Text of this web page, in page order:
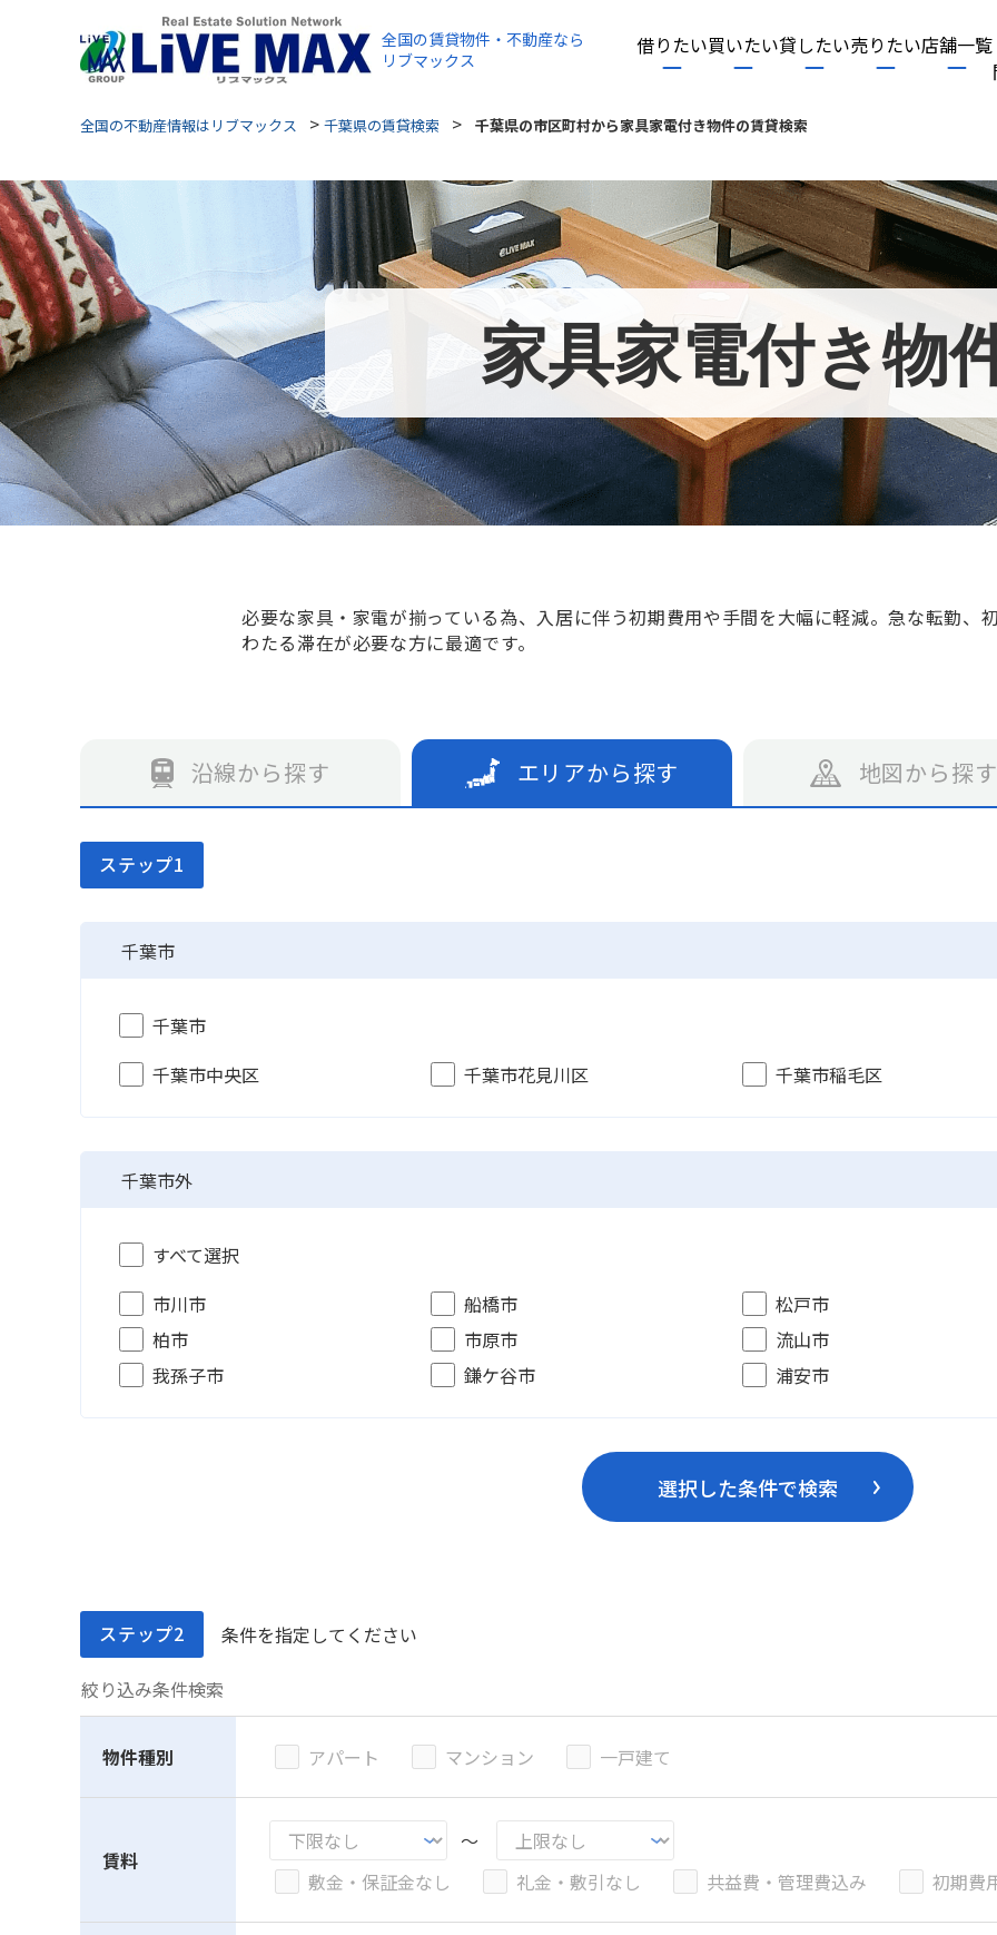
全国の賃貸物件・不動産なら
リブマックス
借りたい買いたい貸したい売りたい店舗一覧
全国の不動産情報はリブマックス > 千葉県の賃貸検索 > 千葉県の市区町村から家具家電付き物件の賃貸検索
家具家電付き物
必要な家具・家電が揃っている為、入居に伴う初期費用や手間を大幅に軽減。急な転勤、
わたる滞在が必要な方に最適です。
沿線から探す エリアから探す 地図から探す
ステップ1
千葉市
千葉市
千葉市中央区
千葉市花見川区 千葉市稲毛区
千葉市外
すべて選択
市川市
船橋市 松戸市
柏市
市原市 流山市
我孫子市
鎌ケ谷市 浦安市
選択した条件で検索
ステップ2 条件を指定してください
絞り込み条件検索
物件種別 アパート マンション 一戸建て
賃料
～
敷金・保証金なし
礼金・敷引なし 共益費・管理費込み 初期費